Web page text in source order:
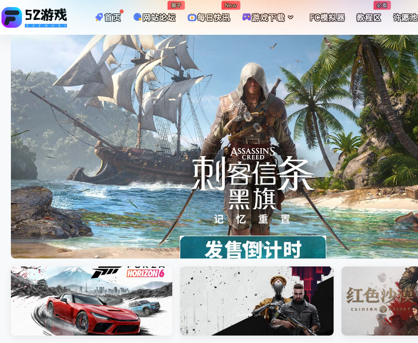
首页 网站论坛
圈子
每日快讯
New
游戏下载 FC模拟器 教程区
必看
许愿池
《刺客信条：黑旗 记忆重置-虚拟机版/Assassin’s Creed Black Flag Resynced
HYPERVISOR》免安装中文版